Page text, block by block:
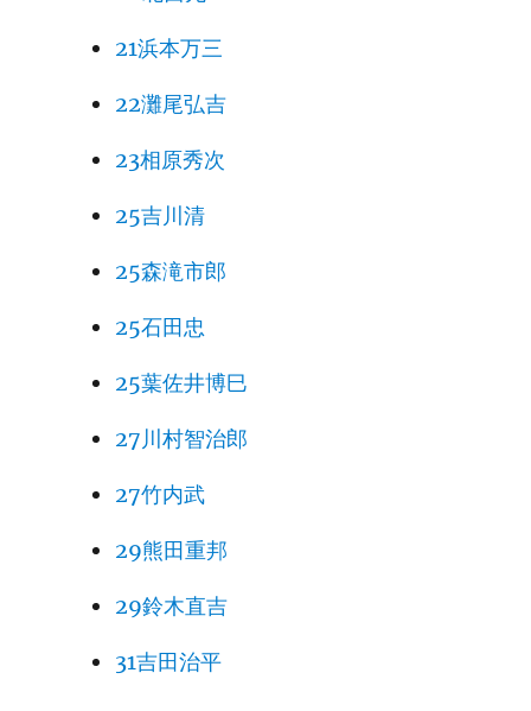
21浜本万三
22灘尾弘吉
23相原秀次
25吉川清
25森滝市郎
25石田忠
25葉佐井博巳
27川村智治郎
27竹内武
29熊田重邦
29鈴木直吉
31吉田治平